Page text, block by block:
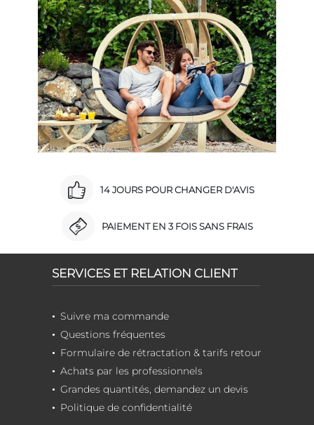
14 JOURS POUR CHANGER D'AVIS
PAIEMENT EN 3 FOIS SANS FRAIS
SERVICES ET RELATION CLIENT
Suivre ma commande
Questions fréquentes
Formulaire de rétractation & tarifs retour
Achats par les professionnels
Grandes quantités, demandez un devis
Politique de confidentialité